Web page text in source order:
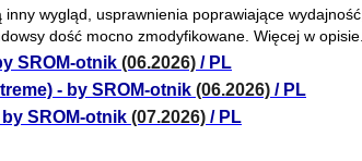
wygląd, usprawnienia poprawiające wydajność,
dość mocno zmodyfikowane. Więcej w opisie.
SROM-otnik (06.2026) / PL
- by SROM-otnik (06.2026) / PL
SROM-otnik (07.2026) / PL